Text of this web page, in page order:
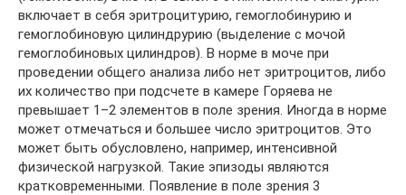
включает в себя эритроцитурию, гемоглобинурию и
гемоглобиновую цилиндрурию (выделение с мочой
гемоглобиновых цилиндров). В норме в моче при
проведении общего анализа либо нет эритроцитов, либо
их количество при подсчете в камере Горяева не
превышает 1–2 элементов в поле зрения. Иногда в норме
может отмечаться и большее число эритроцитов. Это
может быть обусловлено, например, интенсивной
физической нагрузкой. Такие эпизоды являются
кратковременными. Появление в поле зрения 3